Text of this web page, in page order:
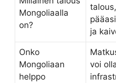
Mongoliaalla
on?
ja
Onko
Mongoliaan
helppo
voi